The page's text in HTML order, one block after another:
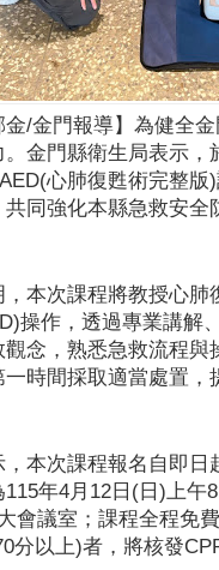
金/金門報導】為健全
金門縣衛生局表示
心肺復甦術完整
共同強化本縣急救安全
，本次課程將教授心
操作，透過專業講解
觀念，熟悉急救流程
一時間採取適當處置，
本次課程報名自即
115年4月12日(日)上
會議室；課程全程免
分以上)者，將核發